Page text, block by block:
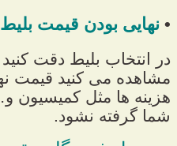
• نهایی بودن قیمت بلیط
در انتخاب بلیط دقت
مشاهده می کنید قیمت
هزینه ها مثل کمیسیون
شما گرفته نشود.